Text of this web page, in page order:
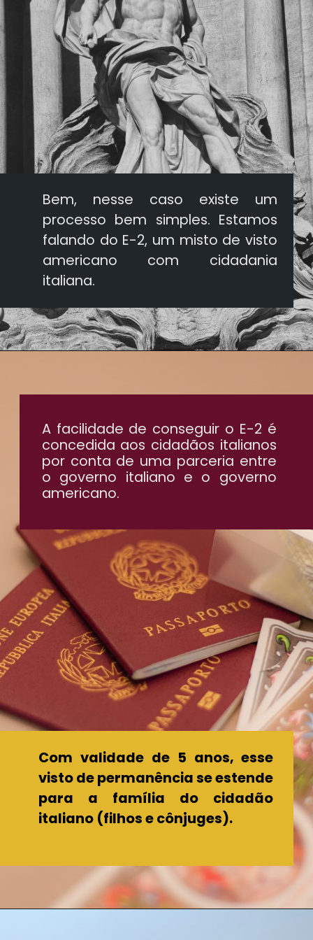
Bem, nesse caso existe um
processo bem simples. Estamos
falando do E-2, um misto de visto
americano com cidadania
italiana.
A facilidade de conseguir o E-2 é
concedida aos cidadãos italianos
por conta de uma parceria entre
o governo italiano e o governo
americano.
Com validade de 5 anos, esse
visto de permanência se estende
para a família do cidadão
italiano (filhos e cônjuges).